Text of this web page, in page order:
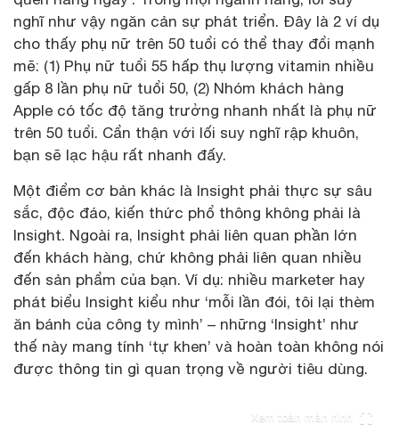
nghĩ như vậy ngăn cản sự phát triển. Đây là 2 ví dụ
cho thấy phụ nữ trên 50 tuổi có thể thay đổi mạnh
mẽ: (1) Phụ nữ tuổi 55 hấp thụ lượng vitamin nhiều
gấp 8 lần phụ nữ tuổi 50, (2) Nhóm khách hàng
Apple có tốc độ tăng trưởng nhanh nhất là phụ nữ
trên 50 tuổi. Cẩn thận với lối suy nghĩ rập khuôn,
bạn sẽ lạc hậu rất nhanh đấy.
Một điểm cơ bản khác là Insight phải thực sự sâu
sắc, độc đáo, kiến thức phổ thông không phải là
Insight. Ngoài ra, Insight phải liên quan phần lớn
đến khách hàng, chứ không phải liên quan nhiều
đến sản phẩm của bạn. Ví dụ: nhiều marketer hay
phát biểu Insight kiểu như ‘mỗi lần đói, tôi lại thèm
ăn bánh của công ty mình’ – những ‘Insight’ như
thế này mang tính ‘tự khen’ và hoàn toàn không nói
được thông tin gì quan trọng về người tiêu dùng.
Xem toàn màn hình